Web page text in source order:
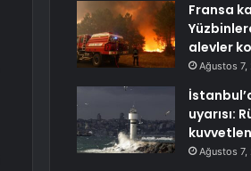
Fransa
alevler
Ağustos 7,
uyarısı:
Ağustos 7,